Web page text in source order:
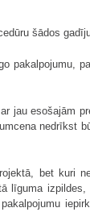
šādos
pakalpojumu,
jau esošajām
nedrīkst
bet kuri
līguma